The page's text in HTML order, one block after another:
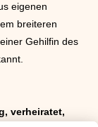
eigenen
breiteren
Gehilfin des
verheiratet,